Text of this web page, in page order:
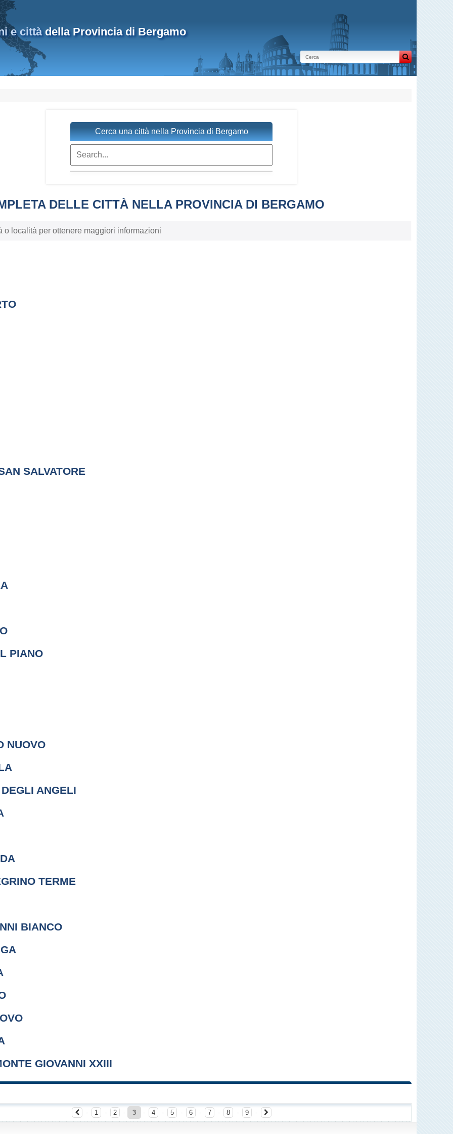
e cittàdella Provincia di Bergamo
Cerca una città nella Provincia di Bergamo
DELLE CITTÀ NELLA PROVINCIA DI BERGAMO
o località per ottenere maggiori informazioni
SALVATORE
PIANO
NUOVO
ANGELI
TERME
BIANCO
GIOVANNI XXIII
- 1 - 2 - 3 - 4 - 5 - 6 - 7 - 8 - 9 -